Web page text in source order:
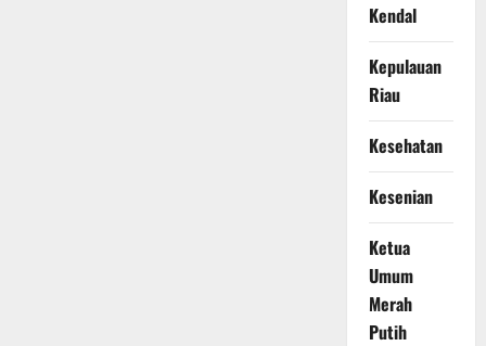
Kendal
Kepulauan
Riau
Kesehatan
Kesenian
Ketua
Umum
Merah
Putih